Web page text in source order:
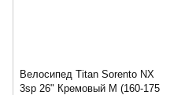
Велосипед Titan Sorento NX
3sp 26" Кремовый M (160-175